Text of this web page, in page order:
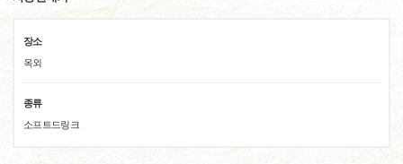
장소
옥외
종류
소프트드링크